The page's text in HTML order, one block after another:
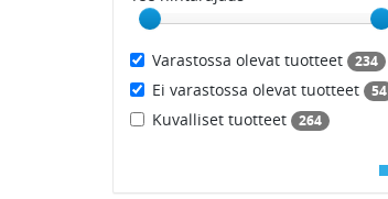
Varastossa olevat tuotteet 234
Ei varastossa olevat tuotteet 54
Kuvalliset tuotteet 264